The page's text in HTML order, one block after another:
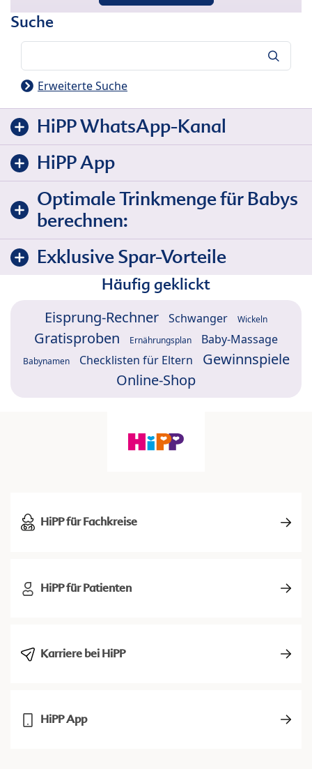
Suche
Erweiterte Suche
HiPP WhatsApp-Kanal
HiPP App
Optimale Trinkmenge für Babys
berechnen:
Exklusive Spar-Vorteile
Häufig geklickt
Eisprung-Rechner Schwanger Wickeln
Gratisproben Ernährungsplan Baby-Massage
Babynamen Checklisten für Eltern
Gewinnspiele
Online-Shop
HiPP für Fachkreise
HiPP für Patienten
Karriere bei HiPP
HiPP App